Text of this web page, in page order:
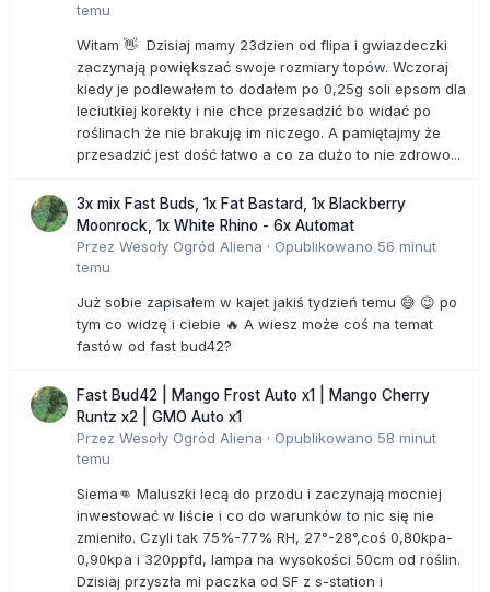
temu
Witam 👋 Dzisiaj mamy 23dzien od flipa i gwiazdeczki
zaczynają powiększać swoje rozmiary topów. Wczoraj
kiedy je podlewałem to dodałem po 0,25g soli epsom dla
leciutkiej korekty i nie chce przesadzić bo widać po
roślinach że nie brakuję im niczego. A pamiętajmy że
przesadzić jest dość łatwo a co za dużo to nie zdrowo...
3x mix Fast Buds, 1x Fat Bastard, 1x Blackberry
Moonrock, 1x White Rhino - 6x Automat
Przez Wesoły Ogród Aliena · Opublikowano 56 minut
temu
Już sobie zapisałem w kajet jakiś tydzień temu 😅 😉 po
tym co widzę i ciebie 🔥 A wiesz może coś na temat
fastów od fast bud42?
Fast Bud42 | Mango Frost Auto x1 | Mango Cherry
Runtz x2 | GMO Auto x1
Przez Wesoły Ogród Aliena · Opublikowano 58 minut
temu
Siema👊 Maluszki lecą do przodu i zaczynają mocniej
inwestować w liście i co do warunków to nic się nie
zmieniło. Czyli tak 75%-77% RH, 27°-28°,coś 0,80kpa-
0,90kpa i 320ppfd, lampa na wysokości 50cm od roślin.
Dzisiaj przyszła mi paczka od SF z s-station i